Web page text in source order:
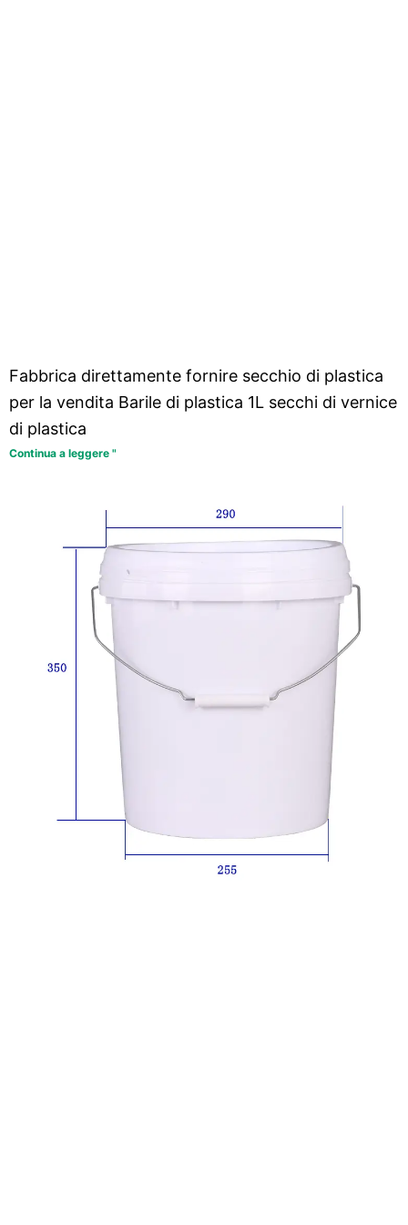
Fabbrica direttamente fornire secchio di plastica
per la vendita Barile di plastica 1L secchi di vernice
di plastica
Continua a leggere "